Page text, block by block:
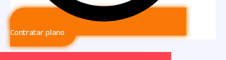
Contratar plano